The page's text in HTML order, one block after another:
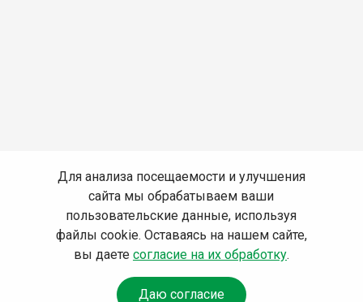
Для анализа посещаемости и улучшения
сайта мы обрабатываем ваши
пользовательские данные, используя
файлы cookie. Оставаясь на нашем сайте,
вы даете согласие на их обработку.
Даю согласие